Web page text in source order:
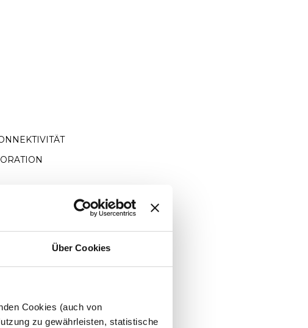
Über Cookies
Cookies (auch von
zu gewährleisten, statistische